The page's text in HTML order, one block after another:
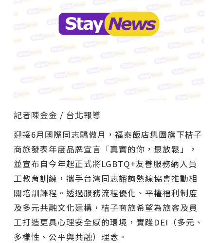
記者陳金金 / 台北報導
迎接6月國際同志驕傲月，福泰飯店集團旗下桔子
商旅發表年度品牌宣言「真實的你，最放鬆」，
並宣布自今年起正式將LGBTQ+友善服務納入員
工教育訓練，攜手台灣同志諮詢熱線協會推動相
關培訓課程。透過服務流程優化、平權福利制度
及多元共融文化建構，桔子商旅希望為旅客及員
工打造更具心理安全感的環境，實踐DEI（多元、
多樣性、公平與共融）理念。